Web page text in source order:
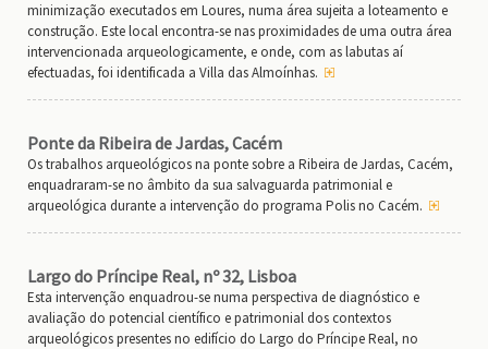
minimização executados em Loures, numa área sujeita a loteamento e
construção. Este local encontra-se nas proximidades de uma outra área
intervencionada arqueologicamente, e onde, com as labutas aí
efectuadas, foi identificada a Villa das Almoínhas.
Ponte da Ribeira de Jardas, Cacém
Os trabalhos arqueológicos na ponte sobre a Ribeira de Jardas, Cacém,
enquadraram-se no âmbito da sua salvaguarda patrimonial e
arqueológica durante a intervenção do programa Polis no Cacém.
Largo do Príncipe Real, nº 32, Lisboa
Esta intervenção enquadrou-se numa perspectiva de diagnóstico e
avaliação do potencial científico e patrimonial dos contextos
arqueológicos presentes no edifício do Largo do Príncipe Real, no